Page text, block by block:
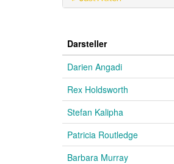
Darsteller
Darien Angadi
Rex Holdsworth
Stefan Kalipha
Patricia Routledge
Barbara Murray